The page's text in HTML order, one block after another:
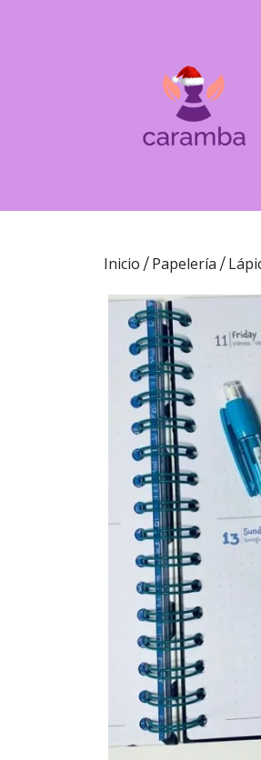
Inicio / Papelería /